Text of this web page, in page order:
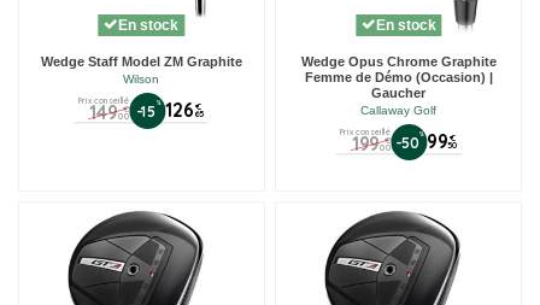
En stock
Wedge Staff Model ZM Graphite
Wilson
Prix conseillé
149 €
00 -15 % 126 €
65
En stock
Wedge Opus Chrome Graphite
Femme de Démo (Occasion) |
Gaucher
Callaway Golf
Prix conseillé
199 €
00 -50 % 99 €
50